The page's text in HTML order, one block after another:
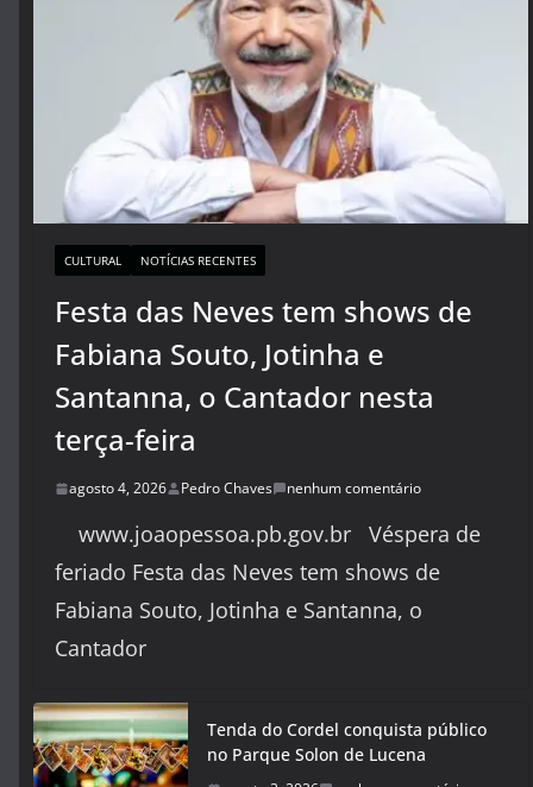
CULTURAL NOTÍCIAS RECENTES
Festa das Neves tem shows de
Fabiana Souto, Jotinha e
Santanna, o Cantador nesta
terça-feira
agosto 4, 2026 Pedro Chaves nenhum comentário
www.joaopessoa.pb.gov.br Véspera de
feriado Festa das Neves tem shows de
Fabiana Souto, Jotinha e Santanna, o
Cantador
Tenda do Cordel conquista público
no Parque Solon de Lucena